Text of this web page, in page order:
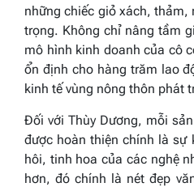
những chiếc giỏ xách, thảm,
trọng. Không chỉ nâng tầm
mô hình kinh doanh của cô
ổn định cho hàng trăm lao
kinh tế vùng nông thôn phát
Đối với Thùy Dương, mỗi
được hoàn thiện chính là
hôi, tinh hoa của các nghệ
hơn, đó chính là nét đẹp